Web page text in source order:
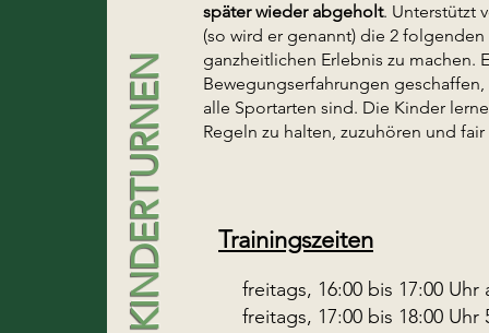
später wieder abgeholt. Unterstützt
(so wird er genannt) die 2
ganzheitlichen Erlebnis zu machen.
Bewegungserfahrungen
alle Sportarten sind. Die Kinder
Regeln zu halten, zuzuhören und
KINDERTURNEN Trainingszeiten
freitags, 16:00 bis 17:00 Uhr
freitags, 17:00 bis 18:00 Uhr